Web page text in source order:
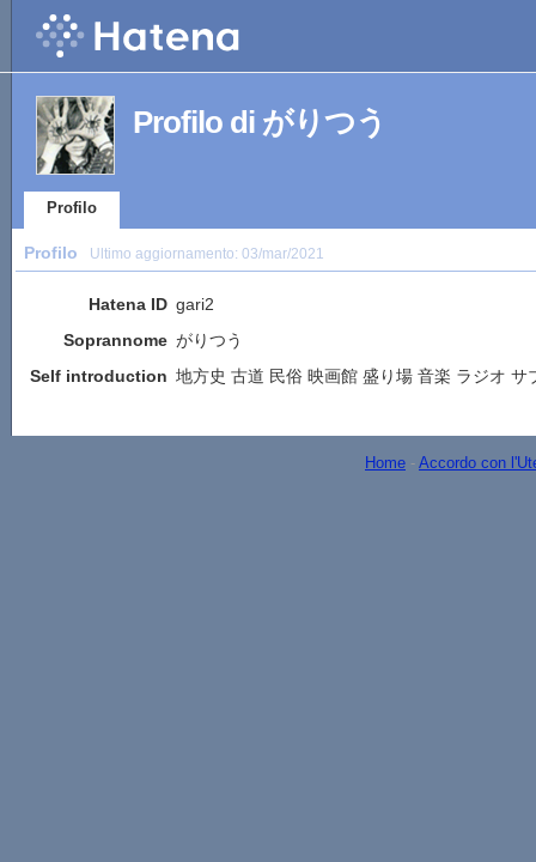
Profilo di がりつう
Profilo
Profilo Ultimo aggiornamento: 03/mar/2021
Hatena ID gari2
Soprannome がりつう
Self introduction 地方史 古道 民俗 映画館 盛り場 音楽 ラジオ サ
Home - Accordo con